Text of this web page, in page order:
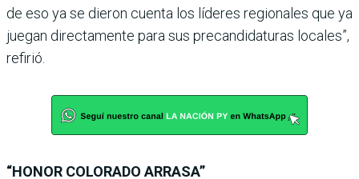
de eso ya se dieron cuenta los líderes regionales que ya
juegan directamente para sus precandidaturas locales”,
refirió.
“HONOR COLORADO ARRASA”